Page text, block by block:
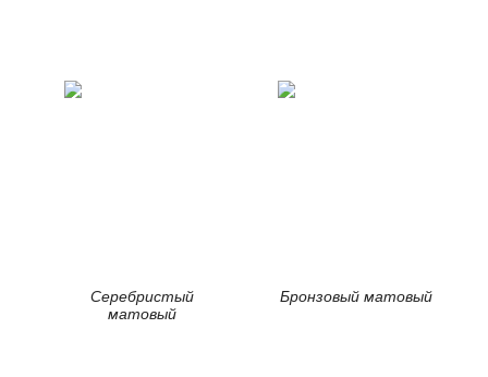
Серебристый
матовый
Бронзовый матовый